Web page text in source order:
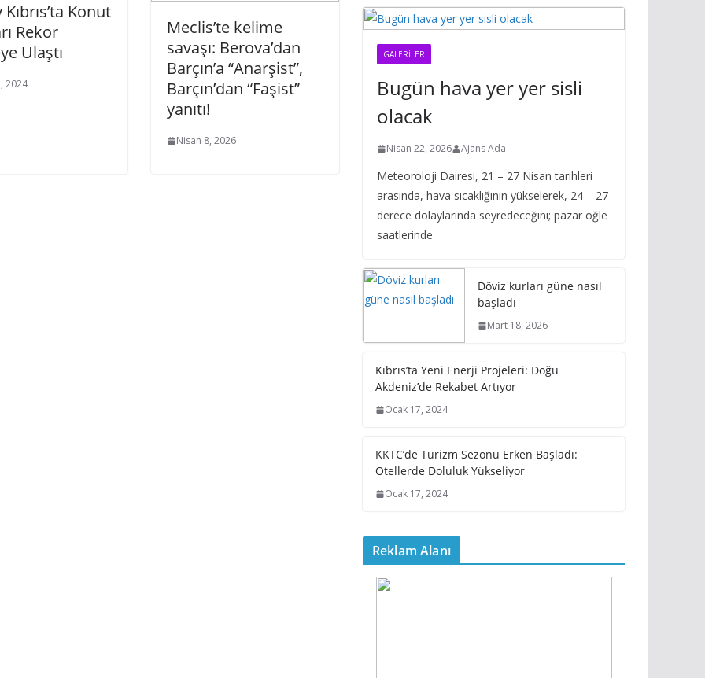
Konut
Rekor
Ulaştı
2024
Meclis’te kelime
savaşı: Berova’dan
Barçın’a “Anarşist”,
Barçın’dan “Faşist”
yanıtı!
Nisan 8, 2026
GALERILER
Bugün hava yer yer sisli
olacak
Nisan 22, 2026 Ajans Ada
Meteoroloji Dairesi, 21 – 27 Nisan tarihleri
arasında, hava sıcaklığının yükselerek, 24 – 27
derece dolaylarında seyredeceğini; pazar öğle
saatlerinde
Döviz kurları güne nasıl
başladı
Mart 18, 2026
Kıbrıs’ta Yeni Enerji Projeleri: Doğu
Akdeniz’de Rekabet Artıyor
Ocak 17, 2024
KKTC’de Turizm Sezonu Erken Başladı:
Otellerde Doluluk Yükseliyor
Ocak 17, 2024
Reklam Alanı